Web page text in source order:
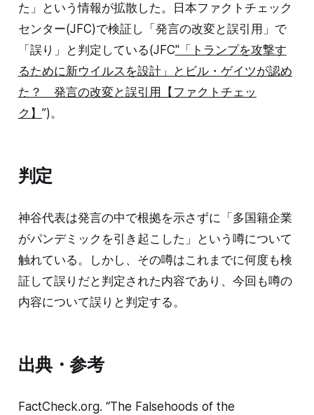
た」という情報が拡散した。日本ファクトチェック
センター(JFC)で検証し「発言の改変と誤引用」で
「誤り」と判定している(JFC"「トランプを攻撃す
るために新ウイルスを設計」とビル・ゲイツが認め
た？ 発言の改変と誤引用【ファクトチェッ
ク】 ”)。
判定
神谷代表は発言の中で根拠を示さずに「多国籍企業
がパンデミックを引き起こした」という噂について
触れている。しかし、その噂はこれまでに何度も検
証して誤りだと判定された内容であり、今回も噂の
内容について誤りと判定する。
出典・参考
FactCheck.org. “The Falsehoods of the